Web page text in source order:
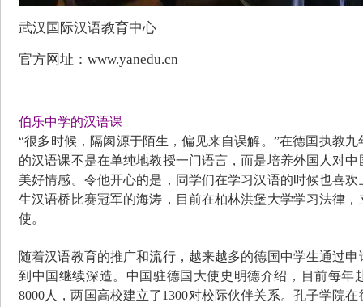
武汉国际汉语教育中心
官方网址： www.yanedu.cn
伯乐中学的汉语课
“很多时候，隔阂源于陌生，偏见来自误解。”在德国执教
的汉语课不是在单纯地教授一门语言，而是培养外国人对
美好情感。令他开心的是，同学们在学习汉语的时候也喜
生汉语桥比赛冠军的海涛，目前在柏林洪堡大学学习法律
使。
随着汉语教育的推广和流行，越来越多的德国中学生通过
到中国继续深造。中国驻德国大使史明德介绍，目前每年
8000人，两国高校建立了1300对校际伙伴关系。孔子学院